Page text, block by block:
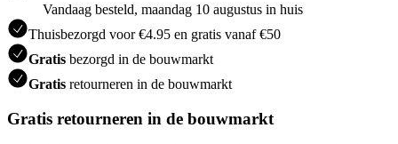
Vandaag besteld, maandag 10 augustus in huis
Thuisbezorgd voor €4.95 en gratis vanaf €50
Gratis bezorgd in de bouwmarkt
Gratis retourneren in de bouwmarkt
Gratis retourneren in de bouwmarkt